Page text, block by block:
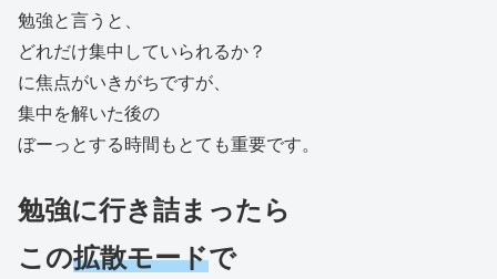
勉強と言うと、
どれだけ集中していられるか？
に焦点がいきがちですが、
集中を解いた後の
ぼーっとする時間もとても重要です。
勉強に行き詰まったら
この拡散モードで